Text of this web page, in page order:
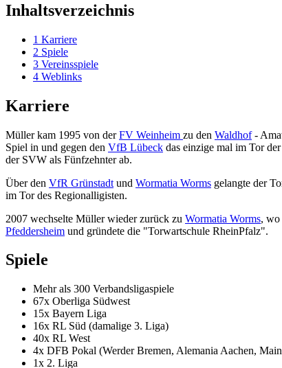
Inhaltsverzeichnis
1 Karriere
2 Spiele
3 Vereinsspiele
4 Weblinks
Karriere
Müller kam 1995 von derFV Weinheim zu den Waldhof-
Spiel in und gegen den VfB Lübeck das einzige mal im Tor
der SVW als Fünfzehnter ab.
Über den VfR Grünstadt und Wormatia Worms gelangte der
im Tor des Regionalligisten.
2007 wechselte Müller wieder zurück zu Wormatia Worms, wo
Pfeddersheim und gründete die "Torwartschule RheinPfalz".
Spiele
Mehr als 300 Verbandsligaspiele
67x Oberliga Südwest
15x Bayern Liga
16x RL Süd (damalige 3. Liga)
40x RL West
4x DFB Pokal (Werder Bremen, Alemania Aachen,
1x 2. Liga